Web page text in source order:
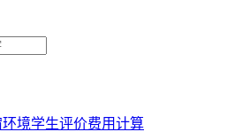
境学生评价费用计算